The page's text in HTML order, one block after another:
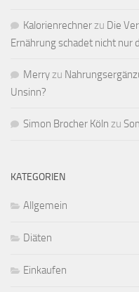
Kalorienrechnerzu Die
Ernährung schadet nicht nur
Merryzu
Unsinn?
Simon Brocher Köln zu
KATEGORIEN
Allgemein
Diäten
Einkaufen